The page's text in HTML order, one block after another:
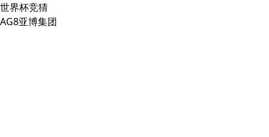
世界杯竞猜
AG8亚博集团